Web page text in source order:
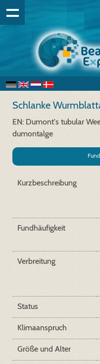
Schlanke
EN: Dumont's tubular
dumontalge
Kurzbeschreibung
Fundhäufigkeit
Verbreitung
Status
Klimaanspruch
Größe und Alter